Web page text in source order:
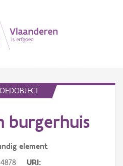
burgerhuis
element
URI